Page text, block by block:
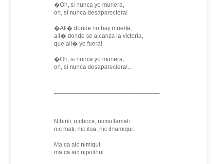
�Oh, si nunca yo muriera,
oh, si nunca desapareciera!
�All� donde no hay muerte,
all� donde se alcanza la victoria,
que all� yo fuera!
�Oh, si nunca yo muriera,
oh, si nunca desapareciera!...
Nihinti, nichoca, nicnotlamati
nic mati, nic itoa, nic ilnamiqui:
Ma ca aic nimiqui
ma ca aic nipolihui.